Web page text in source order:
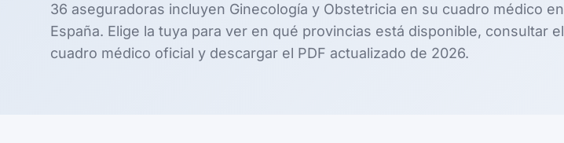
36 aseguradoras incluyen Ginecología y Obstetricia en su cuadro médico en
España. Elige la tuya para ver en qué provincias está disponible, consultar el
cuadro médico oficial y descargar el PDF actualizado de 2026.